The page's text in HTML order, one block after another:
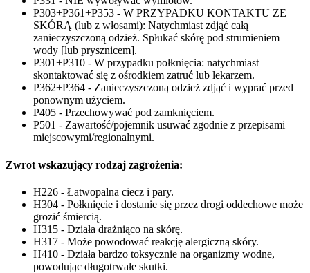
P303+P361+P353 - W PRZYPADKU KONTAKTU ZE
SKÓRĄ (lub z włosami): Natychmiast zdjąć całą
zanieczyszczoną odzież. Spłukać skórę pod strumieniem
wody [lub prysznicem].
P301+P310 - W przypadku połknięcia: natychmiast
skontaktować się z ośrodkiem zatruć lub lekarzem.
P362+P364 - Zanieczyszczoną odzież zdjąć i wyprać przed
ponownym użyciem.
P405 - Przechowywać pod zamknięciem.
P501 - Zawartość/pojemnik usuwać zgodnie z przepisami
miejscowymi/regionalnymi.
Zwrot wskazujący rodzaj zagrożenia:
H226 - Łatwopalna ciecz i pary.
H304 - Połknięcie i dostanie się przez drogi oddechowe może
grozić śmiercią.
H315 - Działa drażniąco na skórę.
H317 - Może powodować reakcję alergiczną skóry.
H410 - Działa bardzo toksycznie na organizmy wodne,
powodując długotrwałe skutki.